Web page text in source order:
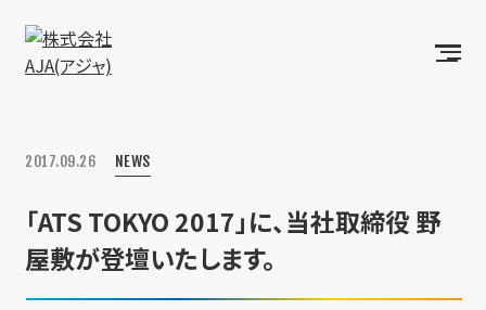
2017.09.26 NEWS
「ATS TOKYO 2017」に、当社取締役 野
屋敷が登壇いたします。